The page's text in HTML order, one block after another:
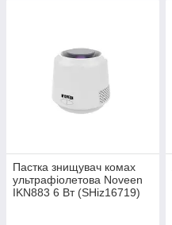
Пастка знищувач комах
ультрафіолетова Noveen
IKN883 6 Вт (SHiz16719)